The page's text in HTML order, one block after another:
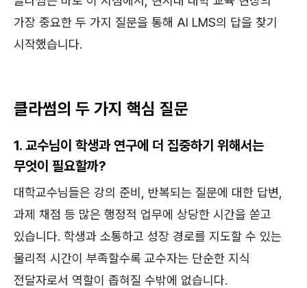
가장 중요한 두 가지 질문을 통해 AI LMS의 답을 찾기
시작했습니다.
클라썸의 두 가지 핵심 질문
1. 교수님이 학생과 연구에 더 집중하기 위해서는
무엇이 필요할까?
대학교수님들은 강의 준비, 반복되는 질문에 대한 답변,
과제 채점 등 많은 행정적 업무에 상당한 시간을 쏟고
있습니다. 학생과 소통하고 성장 경로를 지도할 수 있는
물리적 시간이 부족할수록 교수자는 단순한 지식
전달자로서 역할이 좁혀질 수밖에 없습니다.